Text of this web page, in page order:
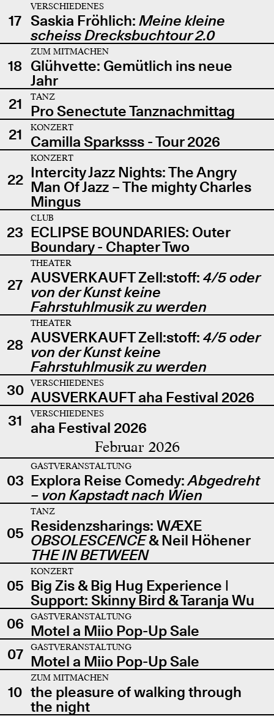
17
VERSCHIEDENES
Saskia Fröhlich: Meine kleine
scheiss Drecksbuchtour 2.0
18
ZUM MITMACHEN
Glühvette: Gemütlich ins neue
Jahr
21
TANZ
Pro Senectute Tanznachmittag
21
KONZERT
Camilla Sparksss - Tour 2026
22
KONZERT
Intercity Jazz Nights: The Angry
Man Of Jazz – The mighty Charles
Mingus
23
CLUB
ECLIPSE BOUNDARIES: Outer
Boundary - Chapter Two
27
THEATER
AUSVERKAUFT Zell:stoff: 4/5 oder
von der Kunst keine
Fahrstuhlmusik zu werden
28
THEATER
AUSVERKAUFT Zell:stoff: 4/5 oder
von der Kunst keine
Fahrstuhlmusik zu werden
30
VERSCHIEDENES
AUSVERKAUFT aha Festival 2026
31
VERSCHIEDENES
aha Festival 2026
Februar 2026
03
GASTVERANSTALTUNG
Explora Reise Comedy:Abgedreht
– von Kapstadt nach Wien
05
TANZ
Residenzsharings: WÆXE
OBSOLESCENCE& Neil Höhener
THE IN BETWEEN
05
KONZERT
Big Zis & Big Hug Experience |
Support: Skinny Bird & Taranja Wu
06
GASTVERANSTALTUNG
Motel a Miio Pop-Up Sale
07
GASTVERANSTALTUNG
Motel a Miio Pop-Up Sale
10
ZUM MITMACHEN
the pleasure of walking through
the night